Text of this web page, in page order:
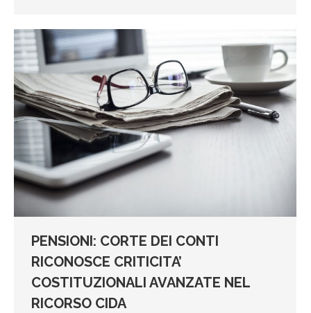
PENSIONI: CORTE DEI CONTI
RICONOSCE CRITICITA’
COSTITUZIONALI AVANZATE NEL
RICORSO CIDA